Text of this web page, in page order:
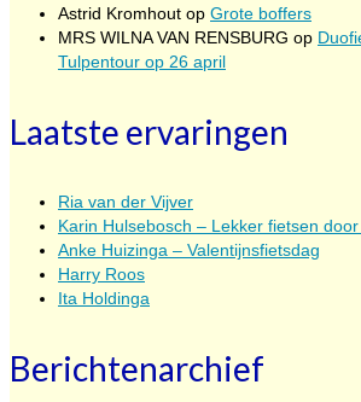
Astrid Kromhout op Grote boffers
MRS WILNA VAN RENSBURG op
Tulpentour op 26 april
Laatste ervaringen
Ria van der Vijver
Karin Hulsebosch – Lekker fietsen
Anke Huizinga – Valentijnsfietsdag
Harry Roos
Ita Holdinga
Berichtenarchief